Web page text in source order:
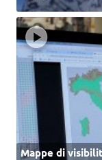
Mappe di